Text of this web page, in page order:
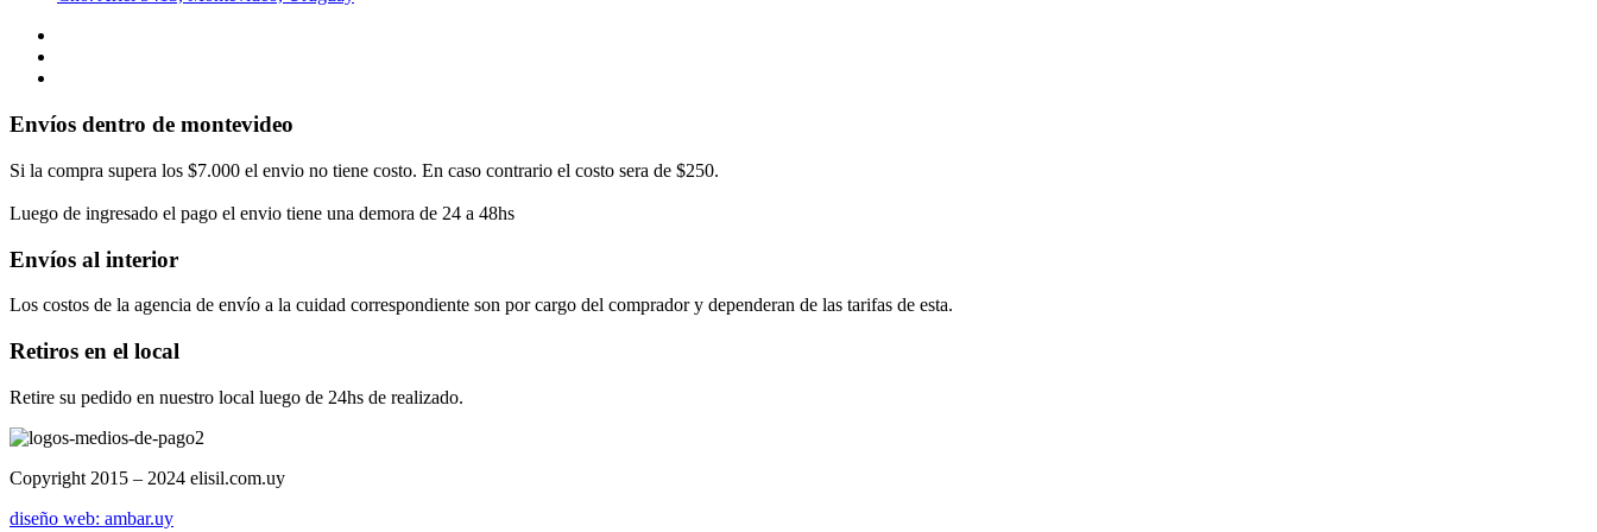
Envíos dentro de montevideo
Si la compra supera los $7.000 el envio no tiene costo. En caso contrario el costo sera de $250.
Luego de ingresado el pago el envio tiene una demora de 24 a 48hs
Envíos al interior
Los costos de la agencia de envío a la cuidad correspondiente son por cargo del comprador y dependeran de las tarifas de esta.
Retiros en el local
Retire su pedido en nuestro local luego de 24hs de realizado.
Copyright 2015 – 2024 elisil.com.uy
diseño web: ambar.uy